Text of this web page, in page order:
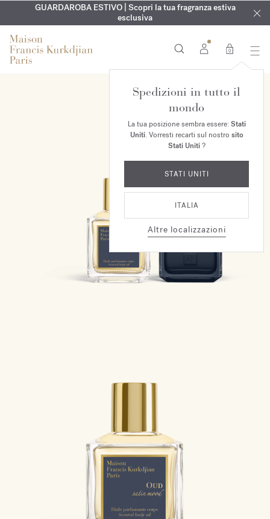
ESCLUSIVO | Scopri la nuova fragranza OUDvelvet moodnel
tuo ordine*
INCISIONE GRATUITA | Su tutte le fragranze e gli oli per il
corpo fino al 9 agosto
GUARDAROBA ESTIVO | Scopri la tua fragranza estiva
esclusiva
0
Spedizioni in tutto il
mondo
La tua posizione sembra essere: Stati
Uniti. Vorresti recarti sul nostro sito
Stati Uniti?
STATI UNITI
ITALIA
Altre localizzazioni
ESCLUSIVA ONLINE